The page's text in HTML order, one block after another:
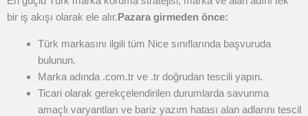
bir iş akışı olarak ele alır.Pazara girmeden önce:
Türk markasını ilgili tüm Nice sınıflarında başvuruda
bulunun.
Marka adında .com.tr ve .tr doğrudan tescili yapın.
Ticari olarak gerekçelendirilen durumlarda savunma
amaçlı varyantları ve bariz yazım hatası alan adlarını tescil